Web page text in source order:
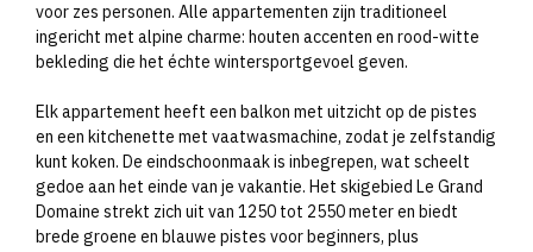
voor zes personen. Alle appartementen zijn traditioneel
ingericht met alpine charme: houten accenten en rood-witte
bekleding die het échte wintersportgevoel geven.
Elk appartement heeft een balkon met uitzicht op de pistes
en een kitchenette met vaatwasmachine, zodat je zelfstandig
kunt koken. De eindschoonmaak is inbegrepen, wat scheelt
gedoe aan het einde van je vakantie. Het skigebied Le Grand
Domaine strekt zich uit van 1250 tot 2550 meter en biedt
brede groene en blauwe pistes voor beginners, plus